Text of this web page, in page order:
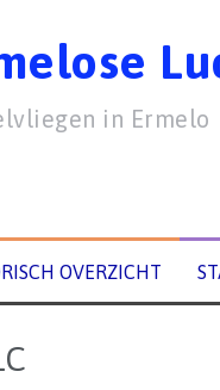
in Ermelo
OVERZICHT